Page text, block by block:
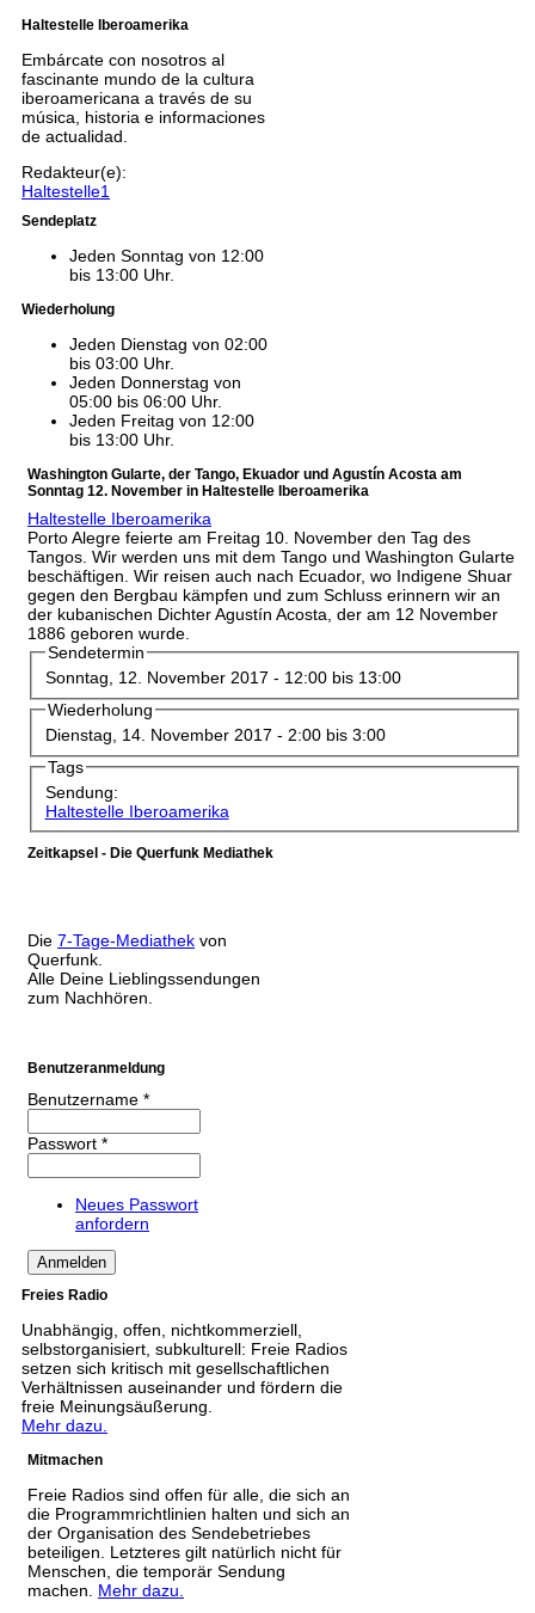
Haltestelle Iberoamerika
Embárcate con nosotros al
fascinante mundo de la cultura
iberoamericana a través de su
música, historia e informaciones
de actualidad.
Redakteur(e):
Haltestelle1
Sendeplatz
Jeden Sonntag von 12:00
bis 13:00 Uhr.
Wiederholung
Jeden Dienstag von 02:00
bis 03:00 Uhr.
Jeden Donnerstag von
05:00 bis 06:00 Uhr.
Jeden Freitag von 12:00
bis 13:00 Uhr.
Washington Gularte, der Tango, Ekuador und Agustín Acosta am
Sonntag 12. November in Haltestelle Iberoamerika
Haltestelle Iberoamerika
Porto Alegre feierte am Freitag 10. November den Tag des
Tangos. Wir werden uns mit dem Tango und Washington Gularte
beschäftigen. Wir reisen auch nach Ecuador, wo Indigene Shuar
gegen den Bergbau kämpfen und zum Schluss erinnern wir an
der kubanischen Dichter Agustín Acosta, der am 12 November
1886 geboren wurde.
Sendetermin
Sonntag, 12. November 2017 - 12:00bis 13:00
Wiederholung
Dienstag, 14. November 2017 - 2:00bis 3:00
Tags
Sendung:
Haltestelle Iberoamerika
Zeitkapsel - Die Querfunk Mediathek
Die 7-Tage-Mediathek von
Querfunk.
Alle Deine Lieblingssendungen
zum Nachhören.
Benutzeranmeldung
Benutzername *
Passwort *
Neues Passwort
anfordern
Freies Radio
Unabhängig, offen, nichtkommerziell,
selbstorganisiert, subkulturell: Freie Radios
setzen sich kritisch mit gesellschaftlichen
Verhältnissen auseinander und fördern die
freie Meinungsäußerung.
Mehr dazu.
Mitmachen
Freie Radios sind offen für alle, die sich an
die Programmrichtlinien halten und sich an
der Organisation des Sendebetriebes
beteiligen. Letzteres gilt natürlich nicht für
Menschen, die temporär Sendung
machen. Mehr dazu.